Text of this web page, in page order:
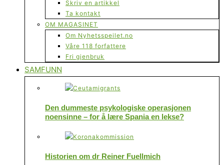
Skriv en artikkel
Ta kontakt
OM MAGASINET
Om Nyhetsspeilet.no
Våre 118 forfattere
Fri gjenbruk
SAMFUNN
Den dummeste psykologiske operasjonen
noensinne – for å lære Spania en lekse?
Historien om dr Reiner Fuellmich